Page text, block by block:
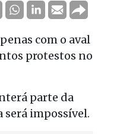
com o aval
protestos no
parte da
será impossível.